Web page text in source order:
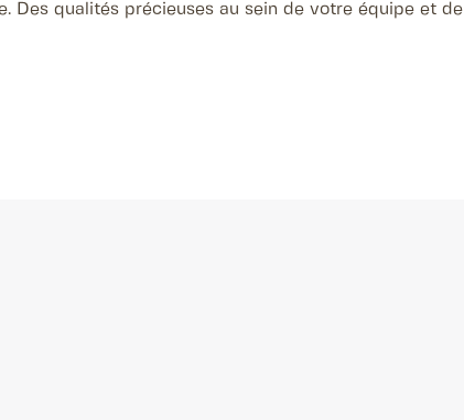
Des qualités précieuses au sein de votre équipe et de